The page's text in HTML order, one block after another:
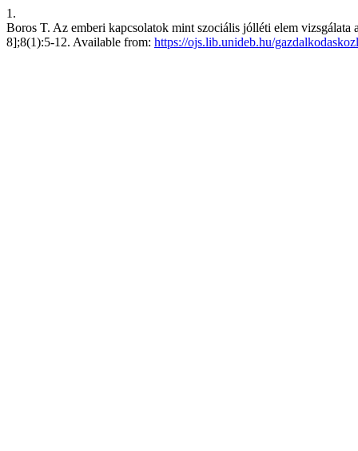
1.
Boros T. Az emberi kapcsolatok mint szociális jólléti elem
8];8(1):5-12. Available from: https://ojs.lib.unideb.hu/